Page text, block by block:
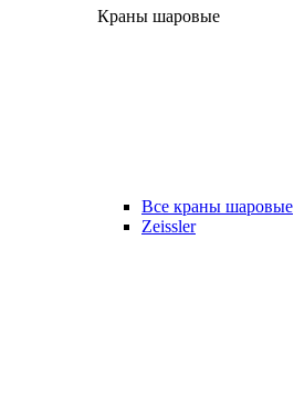
Краны шаровые
Все краны шаровые
Zeissler